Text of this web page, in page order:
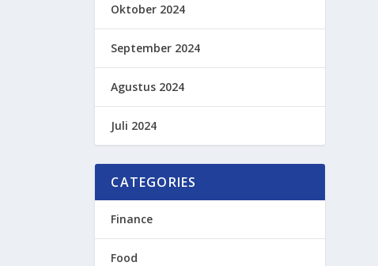
Oktober 2024
September 2024
Agustus 2024
Juli 2024
CATEGORIES
Finance
Food